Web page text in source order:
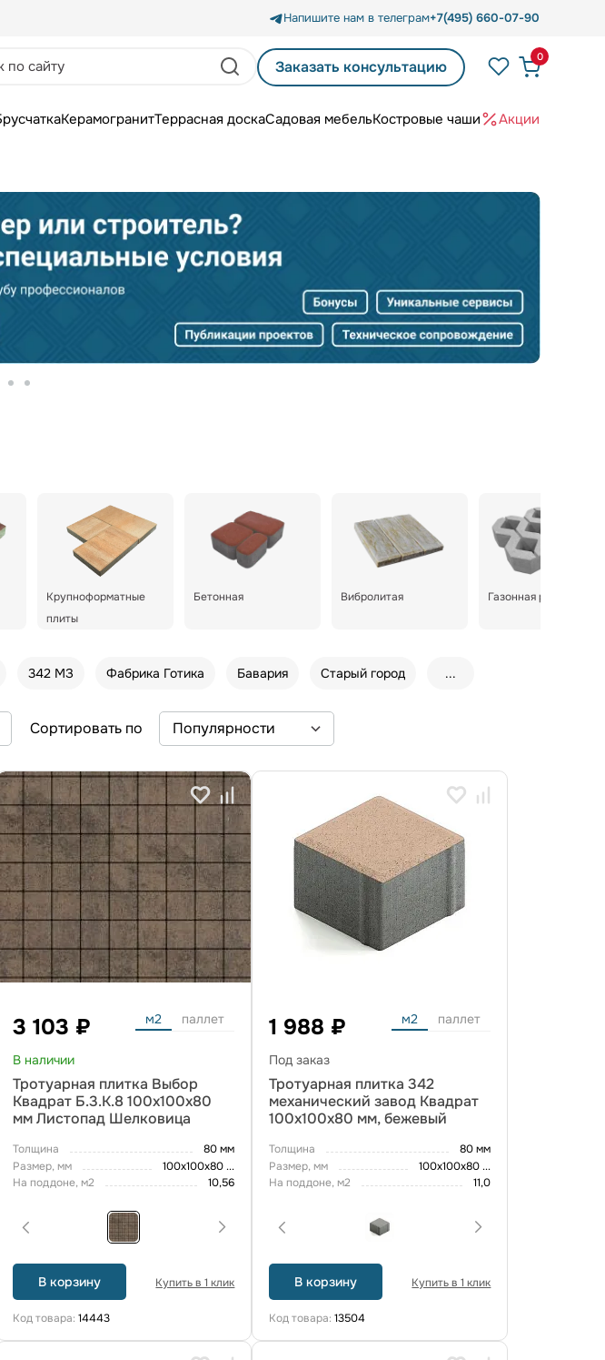
Напишите нам в телеграм+7(495) 660-07-90
Заказать консультацию
0
КерамогранитТеррасная доскаСадовая мебельКостровые чаши Акции
Крупноформатные
плиты
Бетонная Вибролитая Газонная решетка
342 МЗ Фабрика Готика Бавария Старый город ...
Сортировать по
3 103 ₽ м2 паллет
В наличии
Тротуарная плитка Выбор
Квадрат Б.3.К.8 100х100х80
мм Листопад Шелковица
Толщина
80 мм
Размер, мм
100х100х80...
На поддоне, м2
10,56
В корзину Купить в 1 клик
Код товара:14443
1 988 ₽ м2 паллет
Под заказ
Тротуарная плитка 342
механический завод Квадрат
100х100х80 мм, бежевый
Толщина
80 мм
Размер, мм
100х100х80...
На поддоне, м2
11,0
В корзину Купить в 1 клик
Код товара:13504